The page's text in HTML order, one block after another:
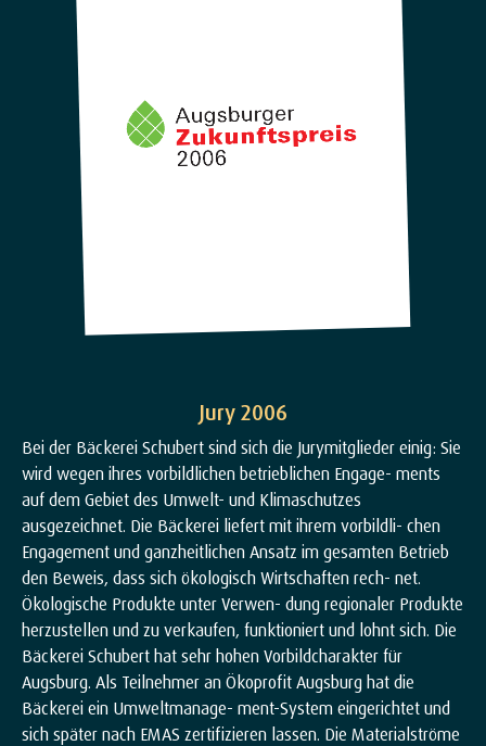
Jury 2006
Bei der Bäckerei Schubert sind sich die Jurymitglieder einig: Sie
wird wegen ihres vorbildlichen betrieblichen Engage- ments
auf dem Gebiet des Umwelt- und Klimaschutzes
ausgezeichnet. Die Bäckerei liefert mit ihrem vorbildli- chen
Engagement und ganzheitlichen Ansatz im gesamten Betrieb
den Beweis, dass sich ökologisch Wirtschaften rech- net.
Ökologische Produkte unter Verwen- dung regionaler Produkte
herzustellen und zu verkaufen, funktioniert und lohnt sich. Die
Bäckerei Schubert hat sehr hohen Vorbildcharakter für
Augsburg. Als Teilnehmer an Ökoprofit Augsburg hat die
Bäckerei ein Umweltmanage- ment-System eingerichtet und
sich später nach EMAS zertifizieren lassen. Die Materialströme